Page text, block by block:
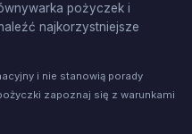
pożyczek i
najkorzystniejsze
i nie stanowią porady
zapoznaj się z warunkami